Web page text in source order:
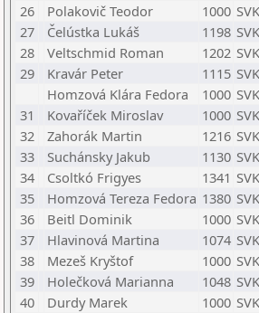
26
Polakovič Teodor 1000 SVK
27
Čelústka Lukáš 1198 SVK
28
Veltschmid Roman 1202 SVK
29
Kravár Peter 1115 SVK
Homzová Klára Fedora
1000 SVK
31
Kovaříček Miroslav 1000 SVK
32
Zahorák Martin 1216 SVK
33
Suchánsky Jakub 1130 SVK
34
Csoltkó Frigyes 1341 SVK
35
Homzová Tereza Fedora 1380 SVK
36
Beitl Dominik 1000 SVK
37
Hlavinová Martina 1074 SVK
38
Mezeš Kryštof 1000 SVK
39
Holečková Marianna 1048 SVK
40
Durdy Marek 1000 SVK